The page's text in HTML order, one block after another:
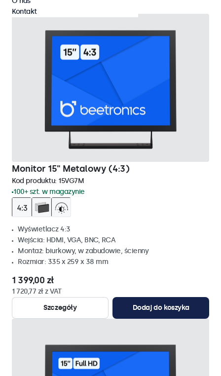
Monitor 15" Metalowy (4:3)
Kod produktu: 15VG7M
100+ szt. w magazynie
Wyświetlacz 4:3
Wejścia: HDMI, VGA, BNC, RCA
Montaż: biurkowy, w zabudowie, ścienny
Rozmiar: 335 x 259 x 38 mm
1 399,00 zł
1 720,77 zł z VAT
Szczegóły
Dodaj do koszyka
Kontakt